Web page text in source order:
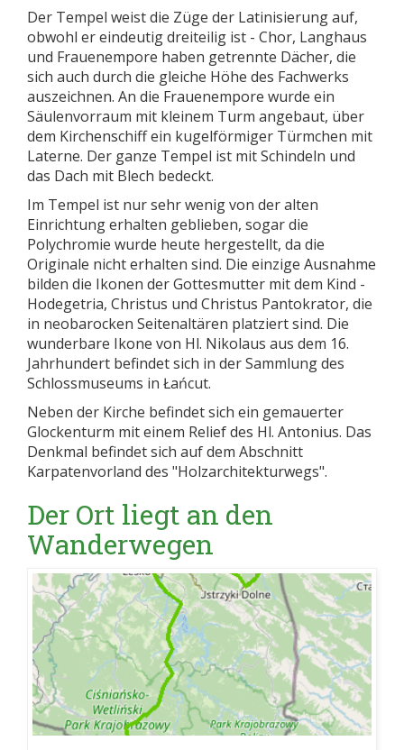
Der Tempel weist die Züge der Latinisierung auf,
obwohl er eindeutig dreiteilig ist - Chor, Langhaus
und Frauenempore haben getrennte Dächer, die
sich auch durch die gleiche Höhe des Fachwerks
auszeichnen. An die Frauenempore wurde ein
Säulenvorraum mit kleinem Turm angebaut, über
dem Kirchenschiff ein kugelförmiger Türmchen mit
Laterne. Der ganze Tempel ist mit Schindeln und
das Dach mit Blech bedeckt.
Im Tempel ist nur sehr wenig von der alten
Einrichtung erhalten geblieben, sogar die
Polychromie wurde heute hergestellt, da die
Originale nicht erhalten sind. Die einzige Ausnahme
bilden die Ikonen der Gottesmutter mit dem Kind -
Hodegetria, Christus und Christus Pantokrator, die
in neobarocken Seitenaltären platziert sind. Die
wunderbare Ikone von Hl. Nikolaus aus dem 16.
Jahrhundert befindet sich in der Sammlung des
Schlossmuseums in Łańcut.
Neben der Kirche befindet sich ein gemauerter
Glockenturm mit einem Relief des Hl. Antonius. Das
Denkmal befindet sich auf dem Abschnitt
Karpatenvorland des "Holzarchitekturwegs".
Der Ort liegt an den
Wanderwegen